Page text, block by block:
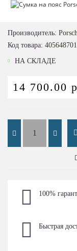
Производитель:
Код товара:
НА СКЛАДЕ
14 700.00
100%
Быстрая